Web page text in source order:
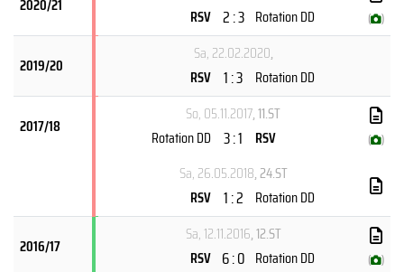
2020/21
RSV 2 : 3 Rotation DD ( )
2019/20
Sa, 22.02.2020,
RSV 1 : 3 Rotation DD
2017/18
So, 05.11.2017, 11.ST
Rotation DD 3 : 1 RSV ( )
Sa, 26.05.2018, 24.ST
RSV 1 : 2 Rotation DD
2016/17
Sa, 12.11.2016, 12.ST
RSV 6 : 0 Rotation DD ( )